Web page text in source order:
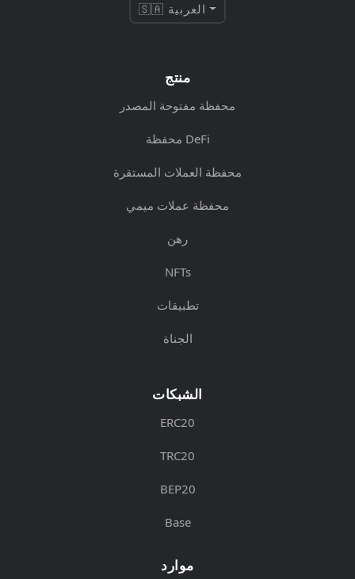
🇸🇦 العربية
منتج
محفظة مفتوحة المصدر
محفظة DeFi
محفظة العملات المستقرة
محفظة عملات ميمي
رهن
NFTs
تطبيقات
الجناة
الشبكات
ERC20
TRC20
BEP20
Base
موارد